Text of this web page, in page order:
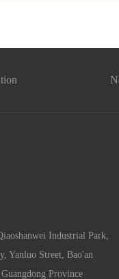
Industrial Park,
Yanluo Street, Bao'an
Province